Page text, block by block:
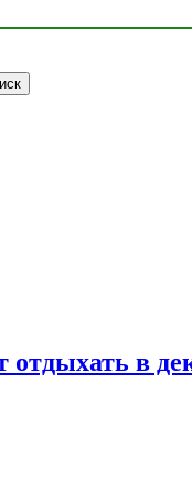
отдыхать в